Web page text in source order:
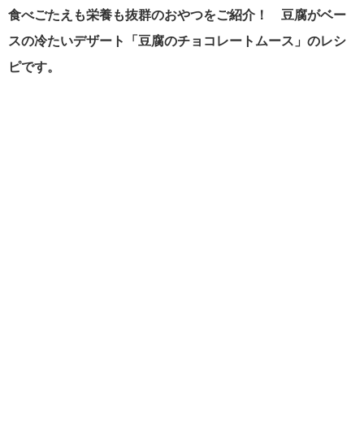
食べごたえも栄養も抜群のおやつをご紹介！ 豆腐がベー
スの冷たいデザート「豆腐のチョコレートムース」のレシ
ピです。